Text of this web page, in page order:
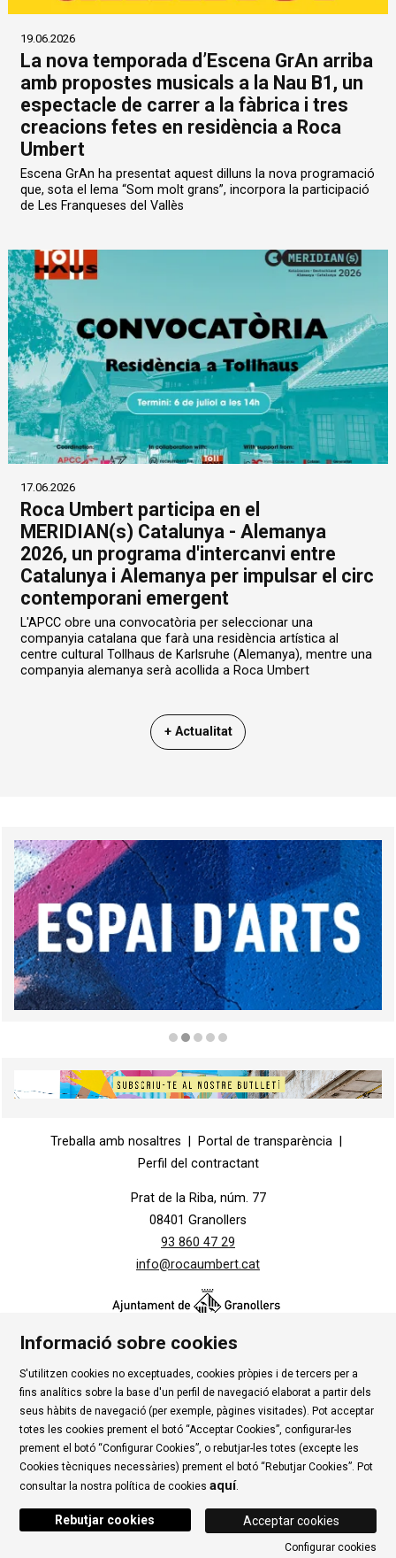
19.06.2026
La nova temporada d’Escena GrAn arriba
amb propostes musicals a la Nau B1, un
espectacle de carrer a la fàbrica i tres
creacions fetes en residència a Roca
Umbert
Escena GrAn ha presentat aquest dilluns la nova programació
que, sota el lema “Som molt grans”, incorpora la participació
de Les Franqueses del Vallès
17.06.2026
Roca Umbert participa en el
MERIDIAN(s) Catalunya - Alemanya
2026, un programa d'intercanvi entre
Catalunya i Alemanya per impulsar el circ
contemporani emergent
L'APCC obre una convocatòria per seleccionar una
companyia catalana que farà una residència artística al
centre cultural Tollhaus de Karlsruhe (Alemanya), mentre una
companyia alemanya serà acollida a Roca Umbert
+ Actualitat
Treballa amb nosaltres
Portal de transparència
Perfil del contractant
Prat de la Riba, núm. 77
08401 Granollers
93 860 47 29
info@rocaumbert.cat
Contacte | Instància Genèrica | Alta Tercers
|
Ús de Cookies
| Política de privadesa | Avís Legal
|
Condicions d'ús Roca Umbert
Link a rssLink a instagramLink a youtubeLink a twitter
Link
Informació sobre cookies
S'utilitzen cookies no exceptuades, cookies pròpies i de tercers per a
fins analítics sobre la base d'un perfil de navegació elaborat a partir dels
seus hàbits de navegació (per exemple, pàgines visitades). Pot acceptar
totes les cookies prement el botó “Acceptar Cookies”, configurar-les
prement el botó “Configurar Cookies”, o rebutjar-les totes (excepte les
Cookies tècniques necessàries) prement el botó “Rebutjar Cookies”. Pot
consultar la nostra política de cookies aquí.
Acceptar cookies
Rebutjar cookies
Configurar cookies